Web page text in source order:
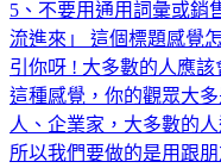
5、不要用通用詞彙或銷
流進來」 這個標題感覺
引你呀 ! 大多數的人應
這種感覺，你的觀眾大
人、企業家，大多數的
所以我們要做的是用跟